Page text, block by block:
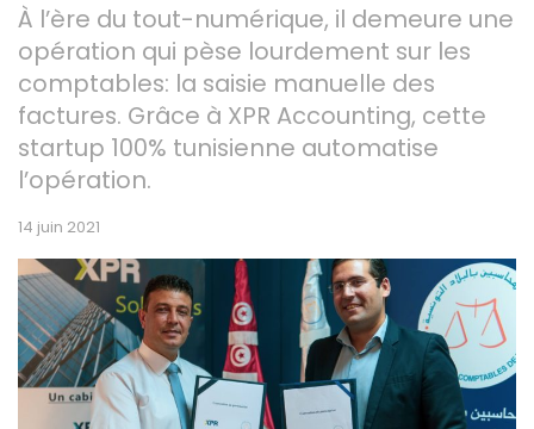
À l’ère du tout-numérique, il demeure une
opération qui pèse lourdement sur les
comptables: la saisie manuelle des
factures. Grâce à XPR Accounting, cette
startup 100% tunisienne automatise
l’opération.
14 juin 2021